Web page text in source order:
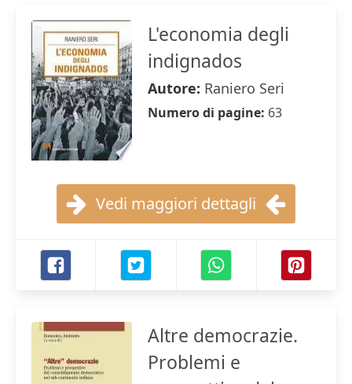
L'economia degli
indignados
Autore: Raniero Seri
Numero di pagine: 63
Vedi maggiori dettagli
Altre democrazie.
Problemi e